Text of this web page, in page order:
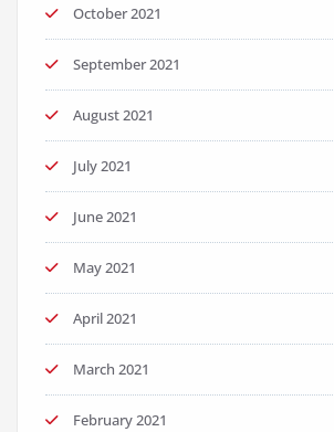
October 2021
September 2021
August 2021
July 2021
June 2021
May 2021
April 2021
March 2021
February 2021